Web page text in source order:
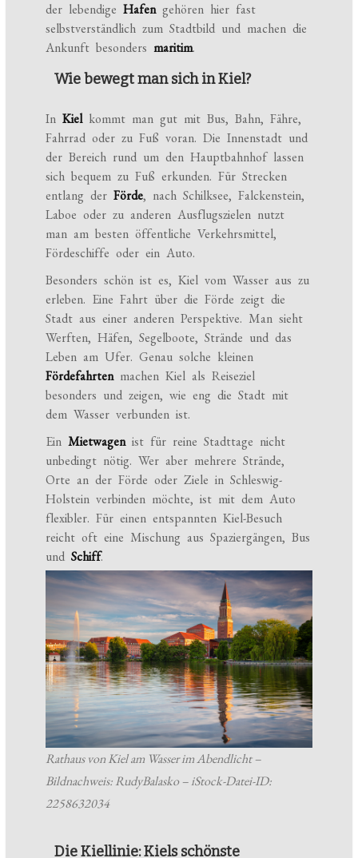
der lebendigeHafengehören hier fast
selbstverständlich zum Stadtbild und machen die
Ankunft besondersmaritim.
Wie bewegt man sich in Kiel?
InKielkommt man gut mit Bus, Bahn, Fähre,
Fahrrad oder zu Fuß voran. Die Innenstadt und
der Bereich rund um den Hauptbahnhof lassen
sich bequem zu Fuß erkunden. Für Strecken
entlang derFörde, nach Schilksee, Falckenstein,
Laboe oder zu anderen Ausflugszielen nutzt
man am besten öffentliche Verkehrsmittel,
Fördeschiffe oder ein Auto.
Besonders schön ist es, Kiel vom Wasser aus zu
erleben. Eine Fahrt über die Förde zeigt die
Stadt aus einer anderen Perspektive. Man sieht
Werften, Häfen, Segelboote, Strände und das
Leben am Ufer. Genau solche kleinen
Fördefahrtenmachen Kiel als Reiseziel
besonders und zeigen, wie eng die Stadt mit
dem Wasser verbunden ist.
EinMietwagenist für reine Stadttage nicht
unbedingt nötig. Wer aber mehrere Strände,
Orte an der Förde oder Ziele in Schleswig-
Holstein verbinden möchte, ist mit dem Auto
flexibler. Für einen entspannten Kiel-Besuch
reicht oft eine Mischung aus Spaziergängen, Bus
undSchiff.
Rathaus von Kiel am Wasser im Abendlicht –
Bildnachweis: RudyBalasko – iStock-Datei-ID:
2258632034
Die Kiellinie: Kiels schönste